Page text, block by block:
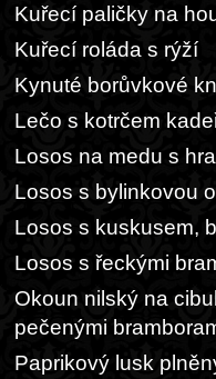
Kuřecí paličky na
Kuřecí roláda s rýží
Kynuté borůvkové
Lečo s kotrčem
Losos na medu s
Losos s bylinkovou
Losos s kuskusem,
Losos s řeckými
Okoun nilský na
pečenými
Paprikový lusk